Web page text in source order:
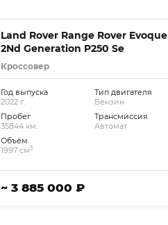
Land Rover Range Rover Evoque
2Nd Generation P250 Se
Кроссовер
Год выпуска
2022 г.
Пробег
35844 км.
Объём
1997 см3
Тип двигателя
Бензин
Трансмиссия
Автомат
~ 3 885 000 ₽